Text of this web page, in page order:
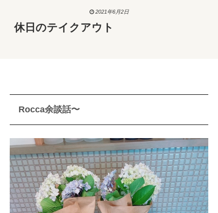
2021年6月2日
休日のテイクアウト
Rocca余談話〜